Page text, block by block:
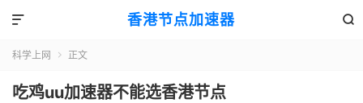
香港节点加速器 

科学上网  正文
吃鸡uu加速器不能选香港节点